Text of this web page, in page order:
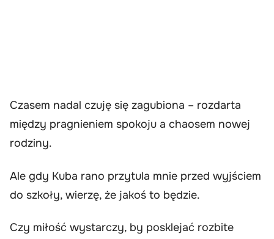
Czasem nadal czuję się zagubiona – rozdarta
między pragnieniem spokoju a chaosem nowej
rodziny.
Ale gdy Kuba rano przytula mnie przed wyjściem
do szkoły, wierzę, że jakoś to będzie.
Czy miłość wystarczy, by posklejać rozbite